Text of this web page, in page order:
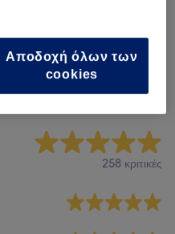
258 κριτικές
Αποδοχή όλων των
cookies